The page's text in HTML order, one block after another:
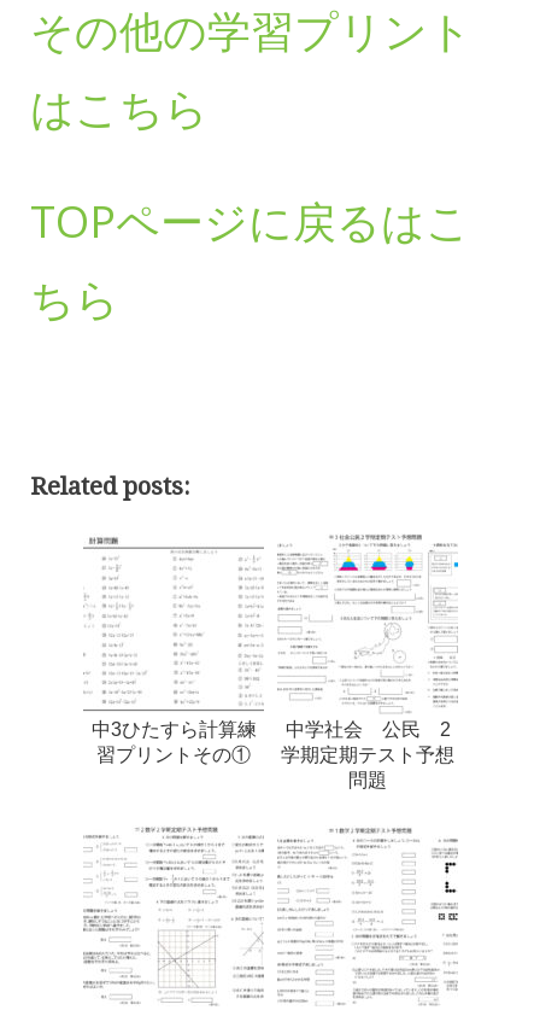
その他の学習プリント
はこちら
TOPページに戻るはこ
ちら
Related posts:
中3ひたすら計算練
習プリントその①
中学社会 公民 2
学期定期テスト予想
問題